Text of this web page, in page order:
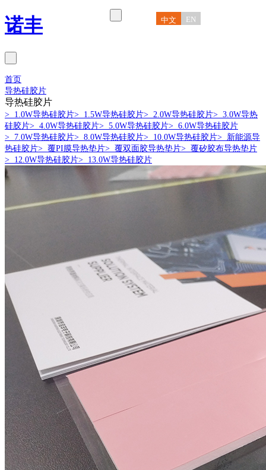
诺丰 中文 EN
首页
导热硅胶片
导热硅胶片
> 1.0W导热硅胶片> 1.5W导热硅胶片> 2.0W导热硅胶片> 3.0W导热
硅胶片> 4.0W导热硅胶片> 5.0W导热硅胶片> 6.0W导热硅胶片
> 7.0W导热硅胶片> 8.0W导热硅胶片> 10.0W导热硅胶片> 新能源导
热硅胶片> 覆PI膜导热垫片> 覆双面胶导热垫片> 覆矽胶布导热垫片
> 12.0W导热硅胶片> 13.0W导热硅胶片